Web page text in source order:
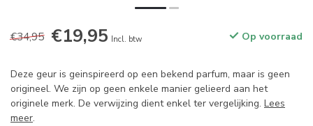
€34,95 €19,95 Incl. btw Op voorraad
Deze geur is geinspireerd op een bekend parfum, maar is geen
origineel. We zijn op geen enkele manier gelieerd aan het
originele merk. De verwijzing dient enkel ter vergelijking. Lees
meer.